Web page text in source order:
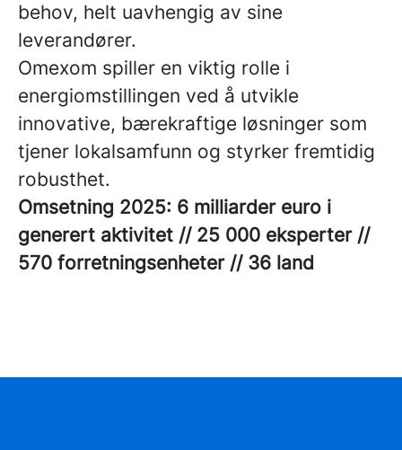
behov, helt uavhengig av sine
leverandører.
Omexom spiller en viktig rolle i
energiomstillingen ved å utvikle
innovative, bærekraftige løsninger som
tjener lokalsamfunn og styrker fremtidig
robusthet.
Omsetning 2025: 6 milliarder euro i
generert aktivitet // 25 000 eksperter //
570 forretningsenheter // 36 land